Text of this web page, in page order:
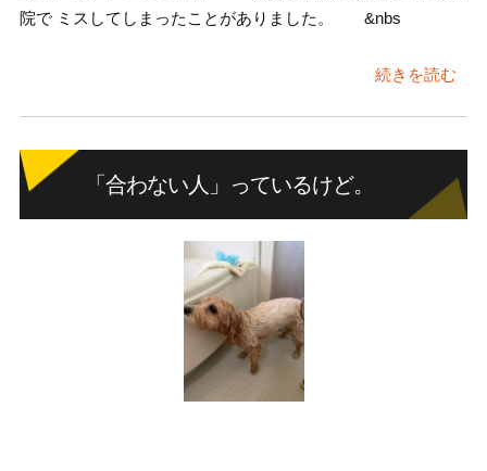
院で ミスしてしまったことがありました。 &nbs
続きを読む
「合わない人」っているけど。